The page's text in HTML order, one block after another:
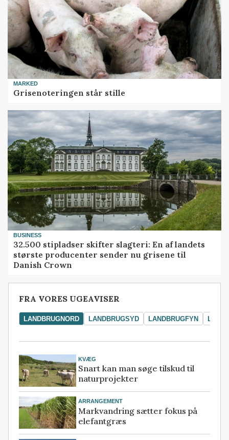
MARKED
Grisenoteringen står stille
BUSINESS
32.500 stipladser skifter slagteri: En af landets
største producenter sender nu grisene til
Danish Crown
FRA VORES UGEAVISER
LANDBRUGNORD LANDBRUGSYD LANDBRUGFYN
KVÆG
Snart kan man søge tilskud til
naturprojekter
ARRANGEMENT
Markvandring sætter fokus på
elefantgræs